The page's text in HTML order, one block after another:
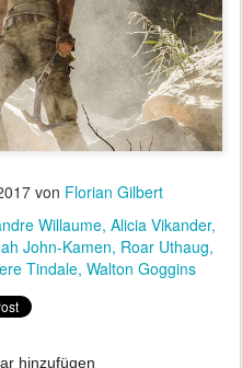
von Florian Gilbert
Willaume Alicia Vikander
John-Kamen Roar Uthaug
Tindale Walton Goggins
hinzufügen